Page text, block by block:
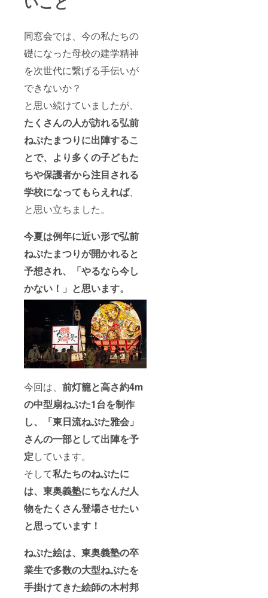
同窓会では、今の私たちの
礎になった母校の建学精神
を次世代に繋げる手伝いが
できないか？
と思い続けていましたが、
たくさんの人が訪れる弘前
ねぷたまつりに出陣するこ
とで、より多くの子どもた
ちや保護者から注目される
学校になってもらえれば、
と思い立ちました。
今夏は例年に近い形で弘前
ねぷたまつりが開かれると
予想され、「やるなら今し
かない！」と思います。
今回は、 前灯籠と高さ約4m
の中型扇ねぷた1台を制作
し、「東日流ねぷた雅会」
さんの一部として出陣を予
定しています。
そして私たちのねぷたに
は、東奥義塾にちなんだ人
物をたくさん登場させたい
と思っています！
ねぷた絵は、東奥義塾の卒
業生で多数の大型ねぷたを
手掛けてきた絵師の木村邦